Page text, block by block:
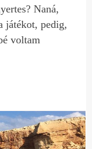
Naná,
játékot, pedig,
voltam